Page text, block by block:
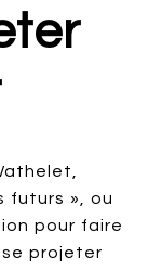
futurs », ou
pour faire
projeter